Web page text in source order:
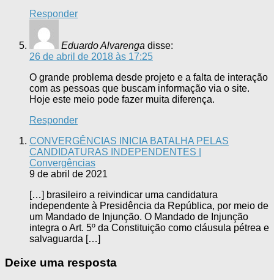
Responder
Eduardo Alvarenga disse:
26 de abril de 2018 às 17:25
O grande problema desde projeto e a falta de interação
com as pessoas que buscam informação via o site.
Hoje este meio pode fazer muita diferença.
Responder
CONVERGÊNCIAS INICIA BATALHA PELAS
CANDIDATURAS INDEPENDENTES |
Convergências
9 de abril de 2021
[…] brasileiro a reivindicar uma candidatura
independente à Presidência da República, por meio de
um Mandado de Injunção. O Mandado de Injunção
integra o Art. 5º da Constituição como cláusula pétrea e
salvaguarda […]
Deixe uma resposta